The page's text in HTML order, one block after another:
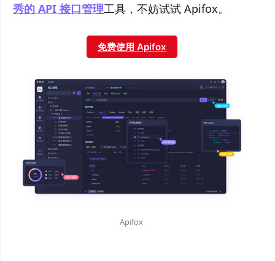
秀的 API 接口管理工具，不妨试试 Apifox。
免费使用 Apifox
Apifox